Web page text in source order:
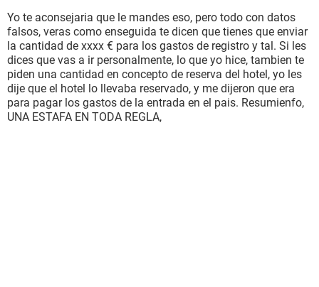
De hecho, usted es la suma de 250.000€ ganador (e).
Ahora, por favor, lea el procedimiento Administrativas y
legales a fin de tengan toda la información sobre la retirada
de su ganancia.
Yo te aconsejaria que le mandes eso, pero todo con datos
falsos, veras como enseguida te dicen que tienes que enviar
la cantidad de xxxx € para los gastos de registro y tal. Si les
dices que vas a ir personalmente, lo que yo hice, tambien te
piden una cantidad en concepto de reserva del hotel, yo les
dije que el hotel lo llevaba reservado, y me dijeron que era
para pagar los gastos de la entrada en el pais. Resumienfo,
UNA ESTAFA EN TODA REGLA,